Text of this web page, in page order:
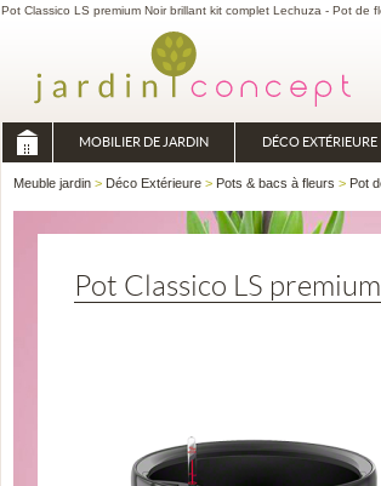
Pot Classico LS premium Noir brillant kit complet Lechuza - Pot de
MOBILIER DE JARDIN DÉCO EXTÉRIEURE
Meuble jardin > Déco Extérieure > Pots & bacs à fleurs > Pot
Pot Classico LS